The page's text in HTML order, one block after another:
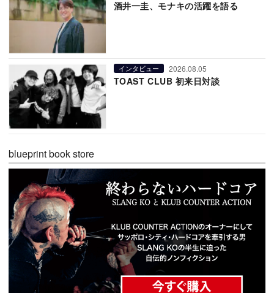
酒井一圭、モナキの活躍を語る
インタビュー 2026.08.05
TOAST CLUB 初来日対談
blueprint book store